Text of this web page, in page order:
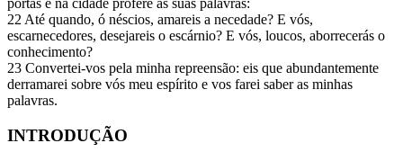
portas e na cidade profere as suas palavras:
22 Até quando, ó néscios, amareis a necedade? E vós,
escarnecedores, desejareis o escárnio? E vós, loucos, aborrecerás o
conhecimento?
23 Convertei-vos pela minha repreensão: eis que abundantemente
derramarei sobre vós meu espírito e vos farei saber as minhas
palavras.
INTRODUÇÃO